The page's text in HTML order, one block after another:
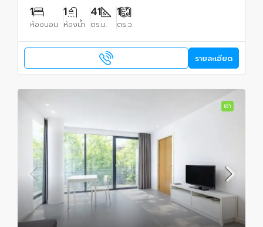
1
ห้องนอน
1
ห้องน้ำ
41
ตร.ม.
1
ตร.ว.
รายละเอียด
เช่า